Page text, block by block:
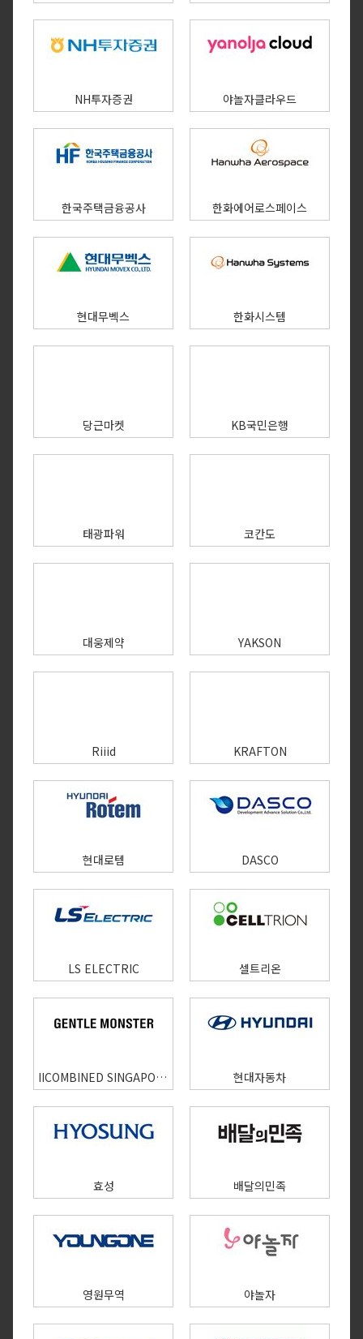
NH투자증권 야놀자클라우드
한국주택금융공사 한화에어로스페이스
현대무벡스 한화시스템
당근마켓 KB국민은행
태광파워 코칸도
대웅제약 YAKSON
Riiid KRAFTON
현대로템 DASCO
LS ELECTRIC 셀트리온
IICOMBINED SINGAPORE PTE. LTD. 현대자동차
효성 배달의민족
영원무역 야놀자